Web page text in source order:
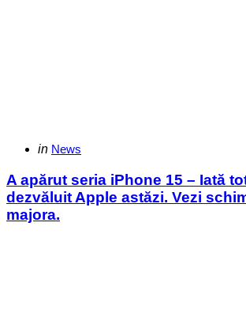
Categories
Posted
in News
A apărut seria iPhone 15 – Iată
dezvăluit Apple astăzi. Vezi
majora.